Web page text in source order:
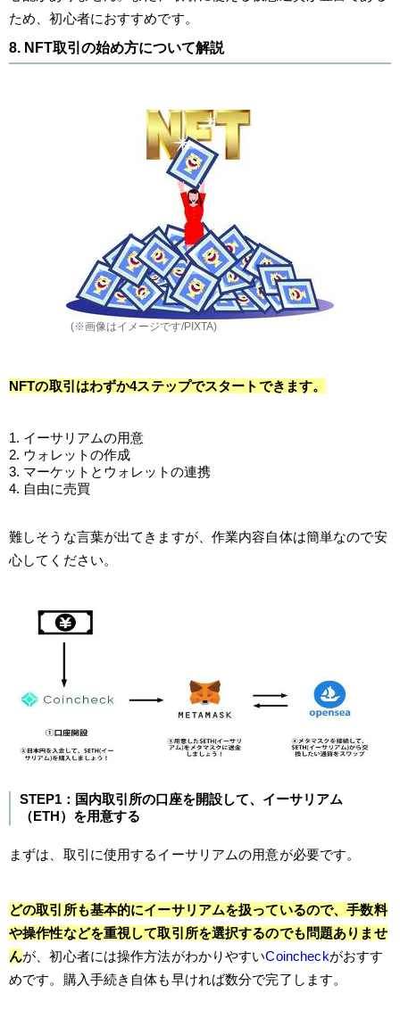
ため、初心者におすすめです。
8. NFT取引の始め方について解説
(※画像はイメージです/PIXTA)
NFTの取引はわずか4ステップでスタートできます。
イーサリアムの用意
ウォレットの作成
マーケットとウォレットの連携
自由に売買
難しそうな言葉が出てきますが、作業内容自体は簡単なので安
心してください。
STEP1：国内取引所の口座を開設して、イーサリアム
（ETH）を用意する
まずは、取引に使用するイーサリアムの用意が必要です。
どの取引所も基本的にイーサリアムを扱っているので、手数料
や操作性などを重視して取引所を選択するのでも問題ありませ
んが、初心者には操作方法がわかりやすいCoincheckがおすす
めです。購入手続き自体も早ければ数分で完了します。